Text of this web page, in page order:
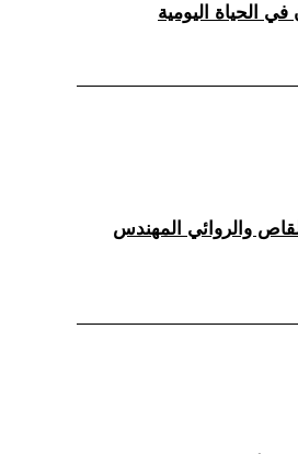
والروائي المهندس